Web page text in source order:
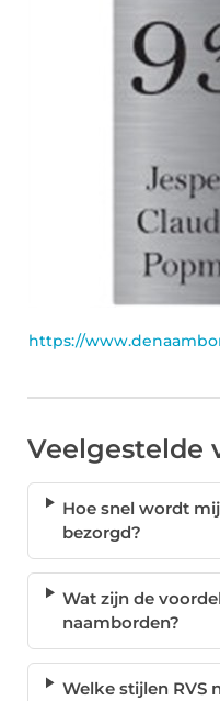
https://
Veelgestelde
Hoe snel wordt
bezorgd?
Wat zijn de
naamborden?
Welke stijlen RVS